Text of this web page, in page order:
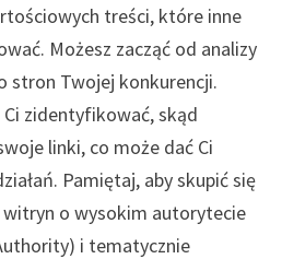
treści, które inne
Możesz zacząć od analizy
stron Twojej konkurencji.
Ci zidentyfikować, skąd
linki, co może dać Ci
Pamiętaj, aby skupić się
o wysokim autorytecie
i tematycznie